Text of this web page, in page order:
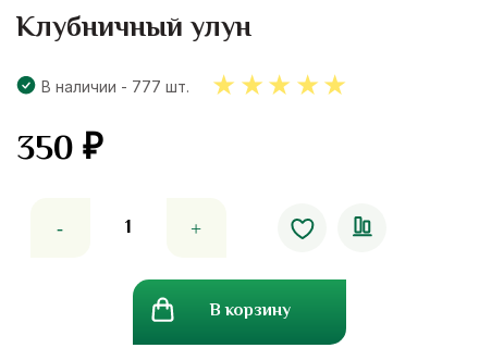
Клубничный улун
В наличии - 777 шт.
350₽
товара
В корзину